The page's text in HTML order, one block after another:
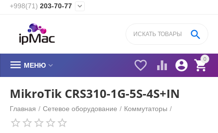
+998(71) 203-70-77 
0


 

 МЕНЮ 
MikroTik CRS310-1G-5S-4S+IN
Главная / Сетевое оборудование / Коммутаторы /